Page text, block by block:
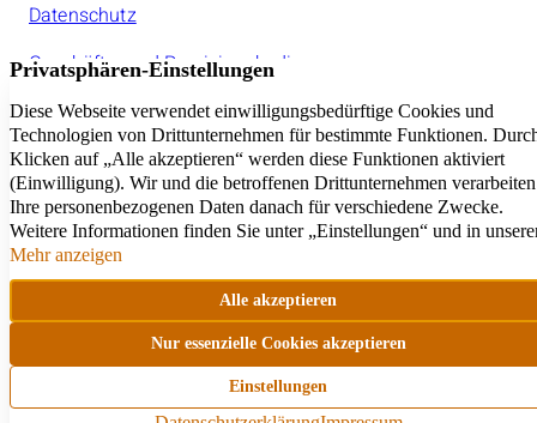
Datenschutz
Geschäfts- und Provisionsbedinungen
Jeder amarc21Franchisepartner ist ein rechtlich
selbstständiger Unternehmer.